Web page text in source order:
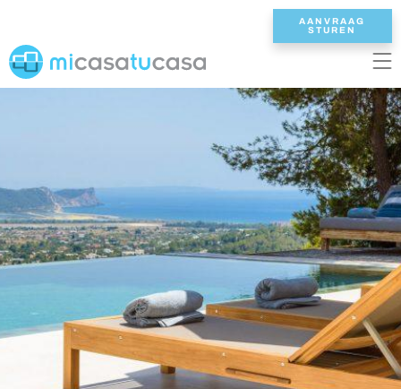
FR
ONZE VILLAS
2/3 SLAAPKAMERS
5 SLAAPKAMERS
6+ SLAAPKAMERS
AANVRAAG
STUREN